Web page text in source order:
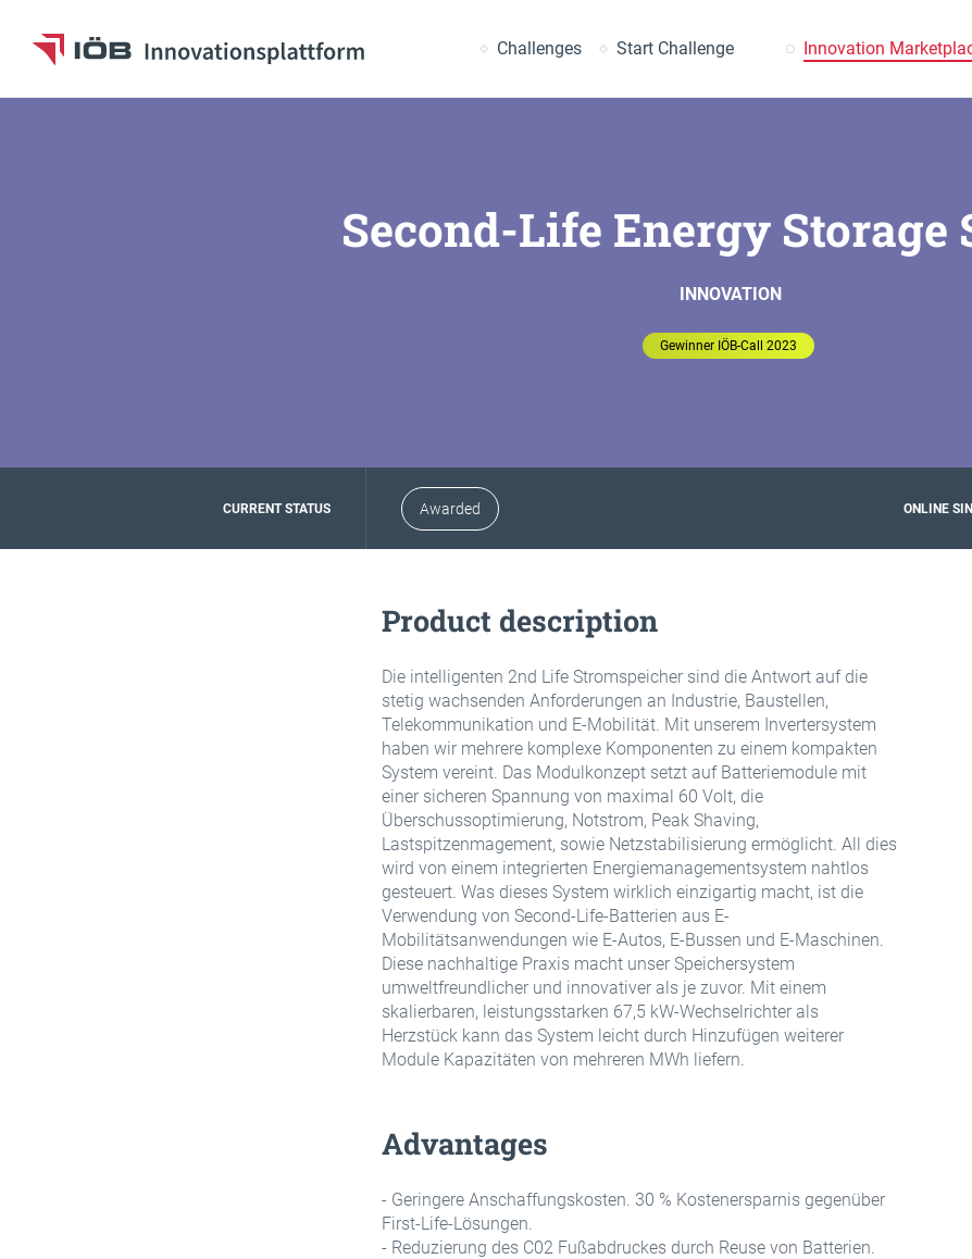
Challenges Start Challenge Innovation
Second-Life Energy Storage
INNOVATION
Gewinner IÖB-Call 2023
CURRENT STATUS Awarded ONLINE
Product description
Die intelligenten 2nd Life Stromspeicher sind die Antwort auf die
stetig wachsenden Anforderungen an Industrie, Baustellen,
Telekommunikation und E-Mobilität. Mit unserem Invertersystem
haben wir mehrere komplexe Komponenten zu einem kompakten
System vereint. Das Modulkonzept setzt auf Batteriemodule mit
einer sicheren Spannung von maximal 60 Volt, die
Überschussoptimierung, Notstrom, Peak Shaving,
Lastspitzenmagement, sowie Netzstabilisierung ermöglicht. All dies
wird von einem integrierten Energiemanagementsystem nahtlos
gesteuert. Was dieses System wirklich einzigartig macht, ist die
Verwendung von Second-Life-Batterien aus E-
Mobilitätsanwendungen wie E-Autos, E-Bussen und E-Maschinen.
Diese nachhaltige Praxis macht unser Speichersystem
umweltfreundlicher und innovativer als je zuvor. Mit einem
skalierbaren, leistungsstarken 67,5 kW-Wechselrichter als
Herzstück kann das System leicht durch Hinzufügen weiterer
Module Kapazitäten von mehreren MWh liefern.
Advantages
- Geringere Anschaffungskosten. 30 % Kostenersparnis gegenüber
First-Life-Lösungen.
- Reduzierung des C02 Fußabdruckes durch Reuse von Batterien.